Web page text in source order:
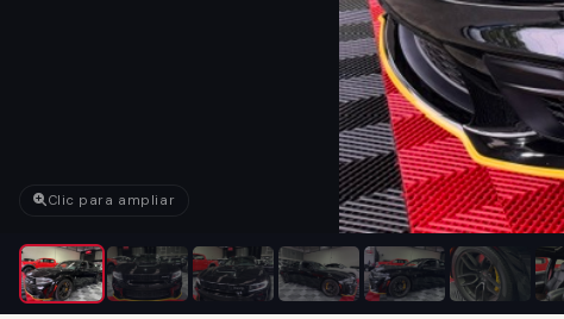
Clic para ampliar